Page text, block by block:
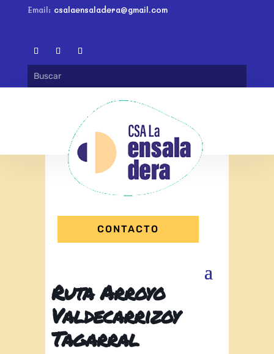
Email: csalaensaladera@gmail.com
CONTACTO
Ruta Arroyo
Valdecarrizoy
Tagarral